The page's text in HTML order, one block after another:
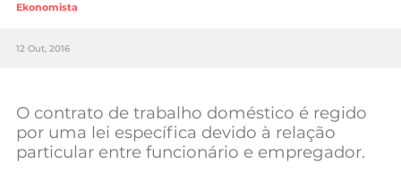
Tecnologia
Negócios
Ekonomista
12 Out, 2016
O contrato de trabalho doméstico é regido
por uma lei específica devido à relação
particular entre funcionário e empregador.